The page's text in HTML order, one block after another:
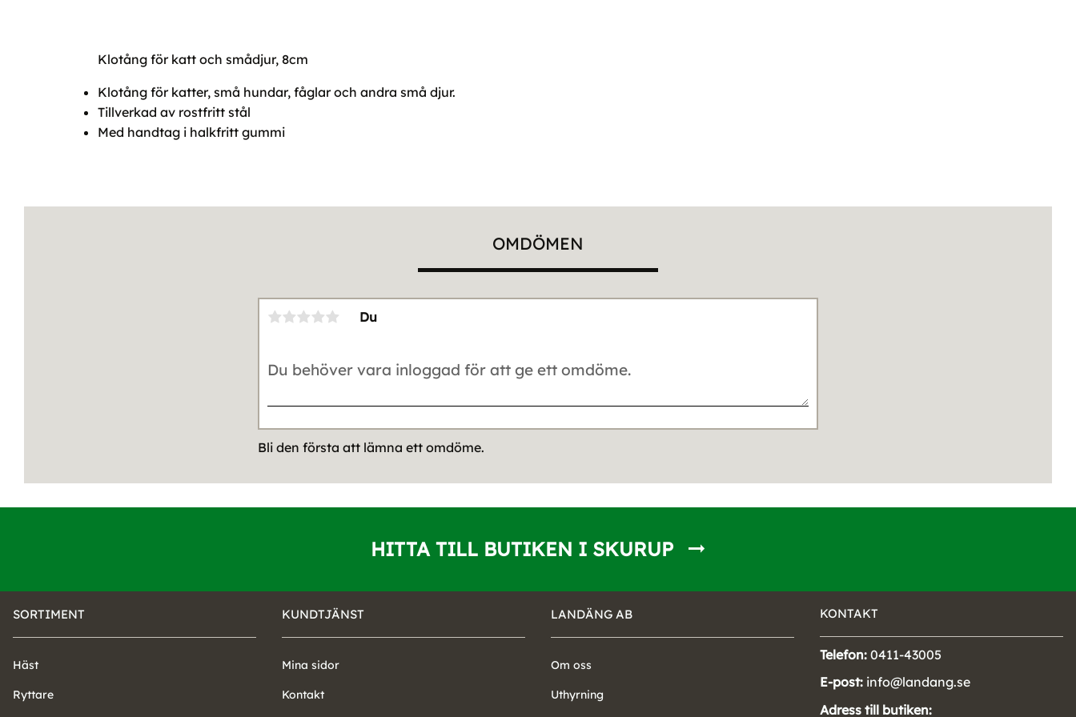
Klotång för katt och smådjur, 8cm
Klotång för katter, små hundar, fåglar och andra små djur.
Tillverkad av rostfritt stål
Med handtag i halkfritt gummi
OMDÖMEN
Du
Bli den första att lämna ett omdöme.
HITTA TILL BUTIKEN I SKURUP
SORTIMENT
Häst
Ryttare
KUNDTJÄNST
Mina sidor
Kontakt
LANDÄNG AB
Om oss
Uthyrning
KONTAKT
Telefon: 0411-43005
E-post: info@landang.se
Adress till butiken: